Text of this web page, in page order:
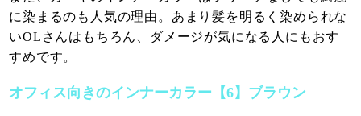
に染まるのも人気の理由。あまり髪を明るく染められな
いOLさんはもちろん、ダメージが気になる人にもおす
すめです。
オフィス向きのインナーカラー【6】ブラウン